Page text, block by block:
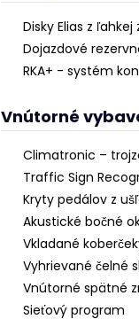
Disky Elias z
Dojazdové
RKA+ - systém
Vnútorné
Climatronic –
Traffic Sign
Kryty pedálov z
Akustické bočné
Vkladané
Vyhrievané čelné
Vnútorné spätné
Sieťový program